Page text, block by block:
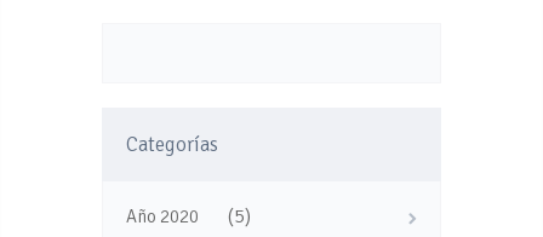
Categorías
Año 2020 (5)